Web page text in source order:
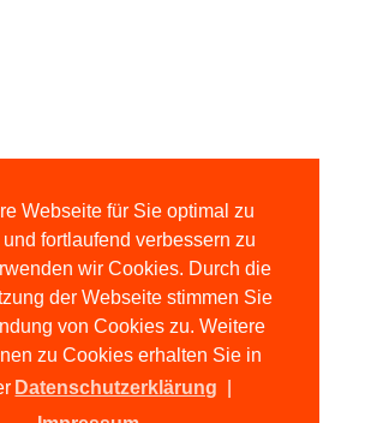
Webseite für Sie optimal zu
fortlaufend verbessern zu
wir Cookies. Durch die
der Webseite stimmen Sie
von Cookies zu. Weitere
zu Cookies erhalten Sie in
Datenschutzerklärung